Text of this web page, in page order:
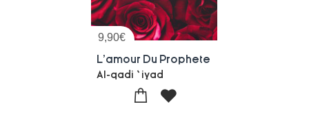
9,90€
L'amour Du Prophete
Al-qadi `iyad